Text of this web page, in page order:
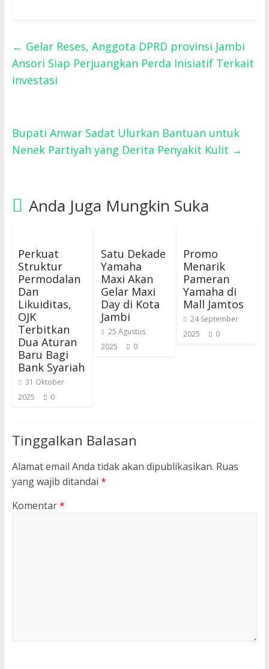
← Gelar Reses, Anggota DPRD provinsi Jambi
Ansori Siap Perjuangkan Perda Inisiatif Terkait
investasi
Bupati Anwar Sadat Ulurkan Bantuan untuk
Nenek Partiyah yang Derita Penyakit Kulit →
Anda Juga Mungkin Suka
Perkuat
Struktur
Permodalan
Dan
Likuiditas,
OJK
Terbitkan
Dua Aturan
Baru Bagi
Bank Syariah
31 Oktober
2025
0
Satu Dekade
Yamaha
Maxi Akan
Gelar Maxi
Day di Kota
Jambi
25 Agustus
2025
0
Promo
Menarik
Pameran
Yamaha di
Mall Jamtos
24 September
2025
0
Tinggalkan Balasan
Alamat email Anda tidak akan dipublikasikan. Ruas
yang wajib ditandai *
Komentar*